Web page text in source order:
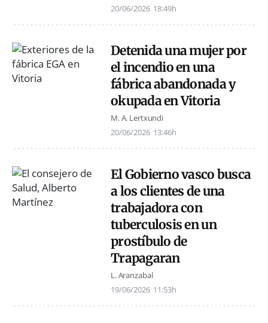
20/06/2026 18:49h
Detenida una mujer por
el incendio en una
fábrica abandonada y
okupada en Vitoria
M. A. Lertxundi
20/06/2026 13:46h
El Gobierno vasco busca
a los clientes de una
trabajadora con
tuberculosis en un
prostíbulo de
Trapagaran
L. Aranzabal
19/06/2026 11:53h